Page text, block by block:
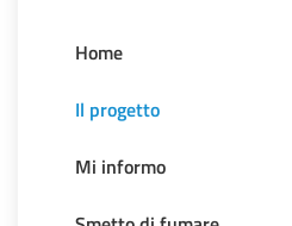
Home
Il progetto
Mi informo